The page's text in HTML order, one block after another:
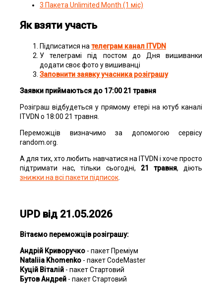
3 Пакета Unlimited Month (1 міс)
Як взяти участь
Підписатися на телеграм канал ITVDN
У телеграмі під постом до Дня вишиванки
додати своє фото у вишиванці
Заповнити заявку учасника розіграшу
Заявки приймаються до 17:00 21 травня
Розіграш відбудеться у прямому етері на ютуб каналі
ITVDN о 18:00 21 травня.
Переможців визначимо за допомогою сервісу
random.org.
А для тих, хто любить навчатися на ITVDN і хоче просто
підтримати нас, тільки сьогодні, 21 травня, діють
знижки на всі пакети підписок
UPD від 21.05.2026
Вітаємо переможців розіграшу:
Андрій Криворучко - пакет Преміум
Nataliia Khomenko - пакет CodeMaster
Куцій Віталій - пакет Стартовий
Бутов Андрей - пакет Стартовий